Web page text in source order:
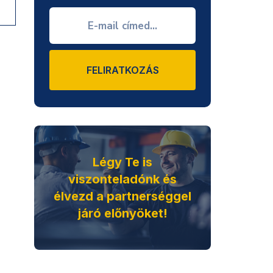
FELIRATKOZÁS
Légy Te is
viszonteladónk és
élvezd a partnerséggel
járó előnyöket!